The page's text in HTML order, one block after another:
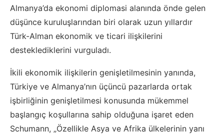
Almanya’da ekonomi diplomasi alanında önde gelen
düşünce kuruluşlarından biri olarak uzun yıllardır
Türk-Alman ekonomik ve ticari ilişkilerini
desteklediklerini vurguladı.
İkili ekonomik ilişkilerin genişletilmesinin yanında,
Türkiye ve Almanya’nın üçüncü pazarlarda ortak
işbirliğinin genişletilmesi konusunda mükemmel
başlangıç koşullarına sahip olduğuna işaret eden
Schumann, „Özellikle Asya ve Afrika ülkelerinin yanı